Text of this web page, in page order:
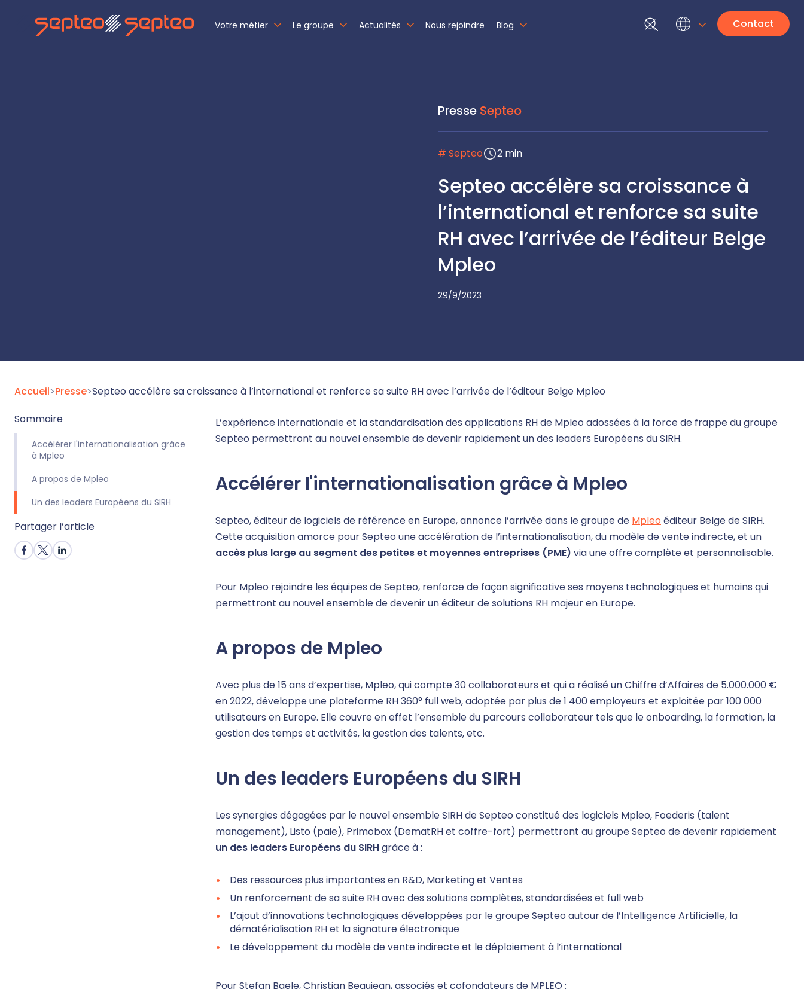
Votre métier Le groupe Actualités Nous rejoindre Blog Contact
Presse Septeo
# Septeo 2 min
Septeo accélère sa croissance à
l’international et renforce sa suite
RH avec l’arrivée de l’éditeur Belge
Mpleo
29/9/2023
Accueil>Presse>Septeo accélère sa croissance à l’international et renforce sa suite RH avec l’arrivée de l’éditeur Belge Mpleo
Sommaire
Accélérer l'internationalisation grâce
à Mpleo
A propos de Mpleo
Un des leaders Européens du SIRH
Partager l’article
L’expérience internationale et la standardisation des applications RH de Mpleo adossées à la force de frappe du groupe
Septeo permettront au nouvel ensemble de devenir rapidement un des leaders Européens du SIRH.
Accélérer l'internationalisation grâce à Mpleo
Septeo, éditeur de logiciels de référence en Europe, annonce l’arrivée dans le groupe de Mpleo éditeur Belge de SIRH.
Cette acquisition amorce pour Septeo une accélération de l’internationalisation, du modèle de vente indirecte, et un
accès plus large au segment des petites et moyennes entreprises (PME) via une offre complète et personnalisable.
Pour Mpleo rejoindre les équipes de Septeo, renforce de façon significative ses moyens technologiques et humains qui
permettront au nouvel ensemble de devenir un éditeur de solutions RH majeur en Europe.
A propos de Mpleo
Avec plus de 15 ans d’expertise, Mpleo, qui compte 30 collaborateurs et qui a réalisé un Chiffre d’Affaires de 5.000.000 €
en 2022, développe une plateforme RH 360° full web, adoptée par plus de 1 400 employeurs et exploitée par 100 000
utilisateurs en Europe. Elle couvre en effet l’ensemble du parcours collaborateur tels que le onboarding, la formation, la
gestion des temps et activités, la gestion des talents, etc.
Un des leaders Européens du SIRH
Les synergies dégagées par le nouvel ensemble SIRH de Septeo constitué des logiciels Mpleo, Foederis (talent
management), Listo (paie), Primobox (DematRH et coffre-fort) permettront au groupe Septeo de devenir rapidement
un des leaders Européens du SIRHgrâce à :
Des ressources plus importantes en R&D, Marketing et Ventes
Un renforcement de sa suite RH avec des solutions complètes, standardisées et full web
L’ajout d’innovations technologiques développées par le groupe Septeo autour de l’Intelligence Artificielle, la
dématérialisation RH et la signature électronique
Le développement du modèle de vente indirecte et le déploiement à l’international
Pour Stefan Baele, Christian Beaujean, associés et cofondateurs de MPLEO :